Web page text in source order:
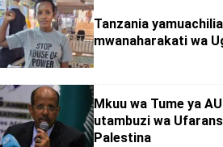
Tanzania
mwanaharakati wa
Mkuu wa Tume ya
utambuzi wa
Palestina